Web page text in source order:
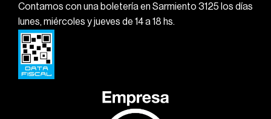
Contamos con una boletería en Sarmiento 3125 los días
lunes, miércoles y jueves de 14 a 18 hs.